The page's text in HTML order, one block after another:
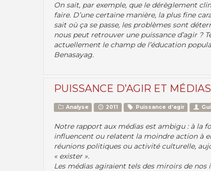
On sait, par exemple, que le dérèglement
faire. D’une certaine manière, la plus fine
sait où ça se passe, les problèmes sont
nous peut retrouver une puissance d’agir ?
actuellement le champ de l’éducation
Benasayag.
PUISSANCE D’AGIR ET
Analyse 2011 Puissance d’agir
Notre rapport aux médias est ambigu : à la
influencent ou relatent la moindre action à
réunions politiques ou activité culturelle,
« exister ».
Les médias agiraient tels des miroirs de